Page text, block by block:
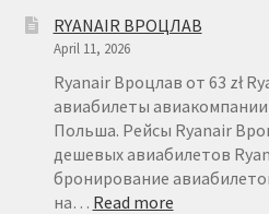
КАТОВИЦЕ
RYANAIR ВРОЦЛАВ
April 11, 2026
Ryanair Вроцлав от 63 zł
авиабилеты
Польша. Рейсы Ryanair
дешевых авиабилетов
бронирование
на… Read more: